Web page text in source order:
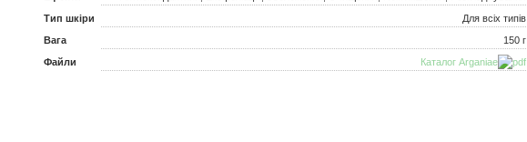
Тип шкіри
Для всіх типів
Вага
150 г
Файли
Каталог Arganiae